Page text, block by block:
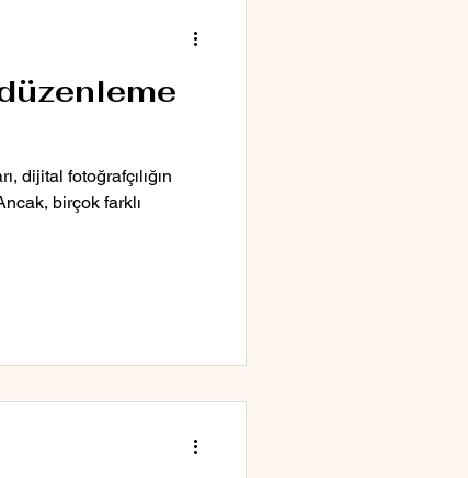
dijital fotoğrafçılığın
birçok farklı